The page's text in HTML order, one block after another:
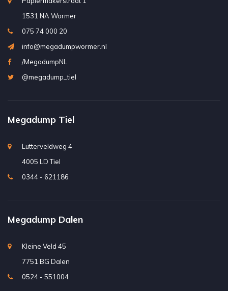
1531 NA Wormer
075 74 000 20
info@megadumpwormer.nl
/MegadumpNL
@megadump_tiel
Megadump Tiel
Lutterveldweg 4
4005 LD Tiel
0344 - 621186
Megadump Dalen
Kleine Veld 45
7751 BG Dalen
0524 - 551004